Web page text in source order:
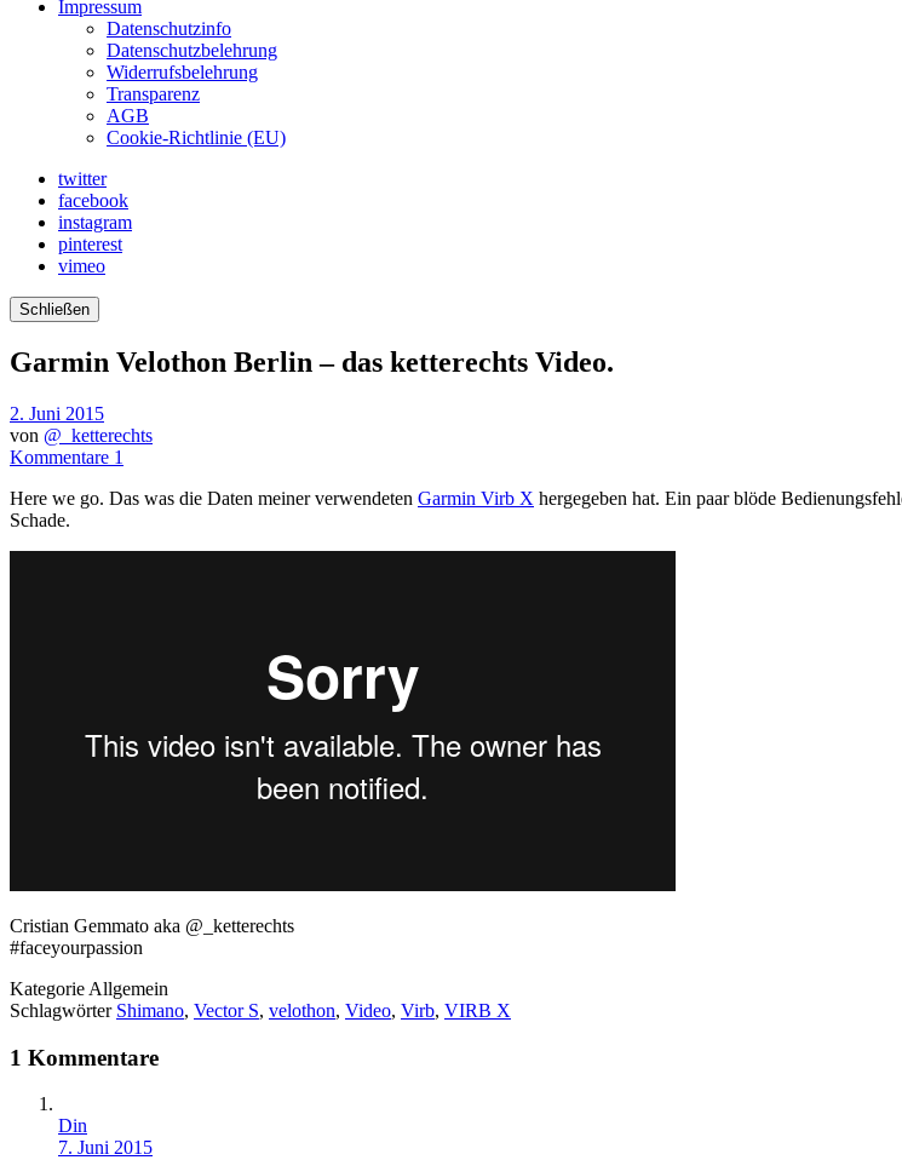
Impressum
Datenschutzinfo
Datenschutzbelehrung
Widerrufsbelehrung
Transparenz
AGB
Cookie-Richtlinie (EU)
twitter
facebook
instagram
pinterest
vimeo
Schließen
Garmin Velothon Berlin – das ketterechts Video.
2. Juni 2015
von @_ketterechts
Kommentare 1
Here we go. Das was die Daten meiner verwendeten Garmin Virb X hergegeben hat. Ein paar blöde
Schade.
Cristian Gemmato aka @_ketterechts
#faceyourpassion
Kategorie Allgemein
Schlagwörter Shimano, Vector S, velothon, Video, Virb, VIRB X
1 Kommentare
Din
7. Juni 2015